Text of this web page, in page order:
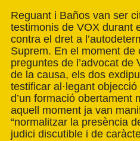
Reguant i Baños van ser
testimonis de VOX durant
contra el dret a
Suprem. En el moment de
preguntes de l’advocat de
de la causa, els dos
testificar al·legant
d’un formació obertament
aquell moment ja van
“normalitzar la presència
judici discutible i de